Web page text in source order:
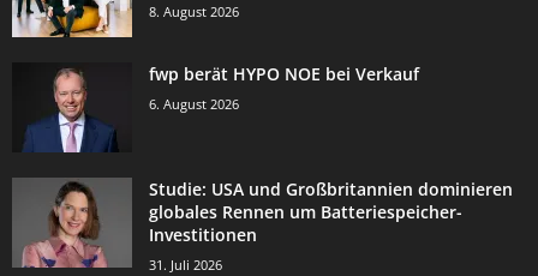
8. August 2026
fwp berät HYPO NOE bei Verkauf
6. August 2026
Studie: USA und Großbritannien dominieren
globales Rennen um Batteriespeicher-
Investitionen
31. Juli 2026